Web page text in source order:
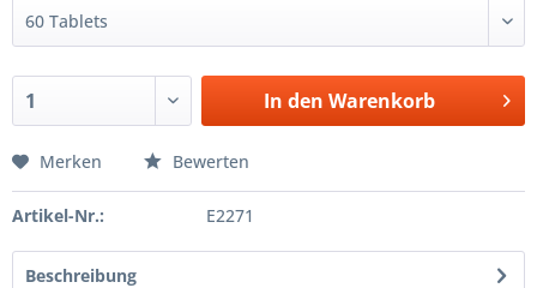
In den Warenkorb
Merken Bewerten
Artikel-Nr.: E2271
Beschreibung